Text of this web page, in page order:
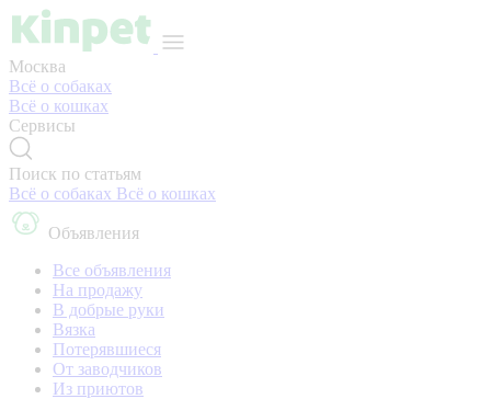
Москва
Всё о собаках
Всё о кошках
Сервисы
Поиск по статьям
Всё о собаках Всё о кошках
Объявления
Все объявления
На продажу
В добрые руки
Вязка
Потерявшиеся
От заводчиков
Из приютов